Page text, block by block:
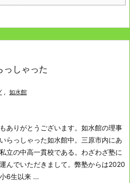
っしゃった
, 如水館
ありがとうございます。 如水館の理事
らっしゃった如水館中。 三原市内にあ
立の中高一貫校である。 わざわざ塾に
んでいただきまして。 弊塾からは2020
6生以来 ...